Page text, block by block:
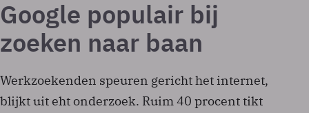
Google populair bij
zoeken naar baan
Werkzoekenden speuren gericht het internet,
blijkt uit eht onderzoek. Ruim 40 procent tikt